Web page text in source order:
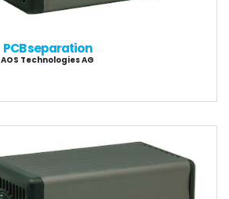
PCB separation
AOS Technologies AG